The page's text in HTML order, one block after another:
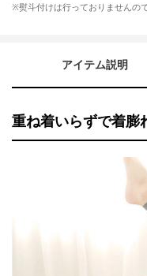
※熨斗付けは行っておりませんの
アイテム説明
重ね着いらずで着膨